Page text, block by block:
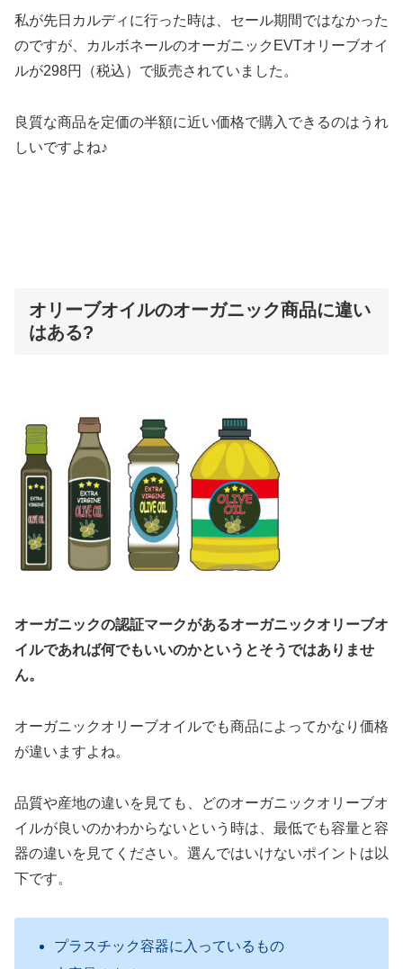
私が先日カルディに行った時は、セール期間ではなかった
のですが、カルボネールのオーガニックEVTオリーブオイ
ルが298円（税込）で販売されていました。
良質な商品を定価の半額に近い価格で購入できるのはうれ
しいですよね♪
オリーブオイルのオーガニック商品に違い
はある?
オーガニックの認証マークがあるオーガニックオリーブオ
イルであれば何でもいいのかというとそうではありませ
ん。
オーガニックオリーブオイルでも商品によってかなり価格
が違いますよね。
品質や産地の違いを見ても、どのオーガニックオリーブオ
イルが良いのかわからないという時は、最低でも容量と容
器の違いを見てください。選んではいけないポイントは以
下です。
プラスチック容器に入っているもの